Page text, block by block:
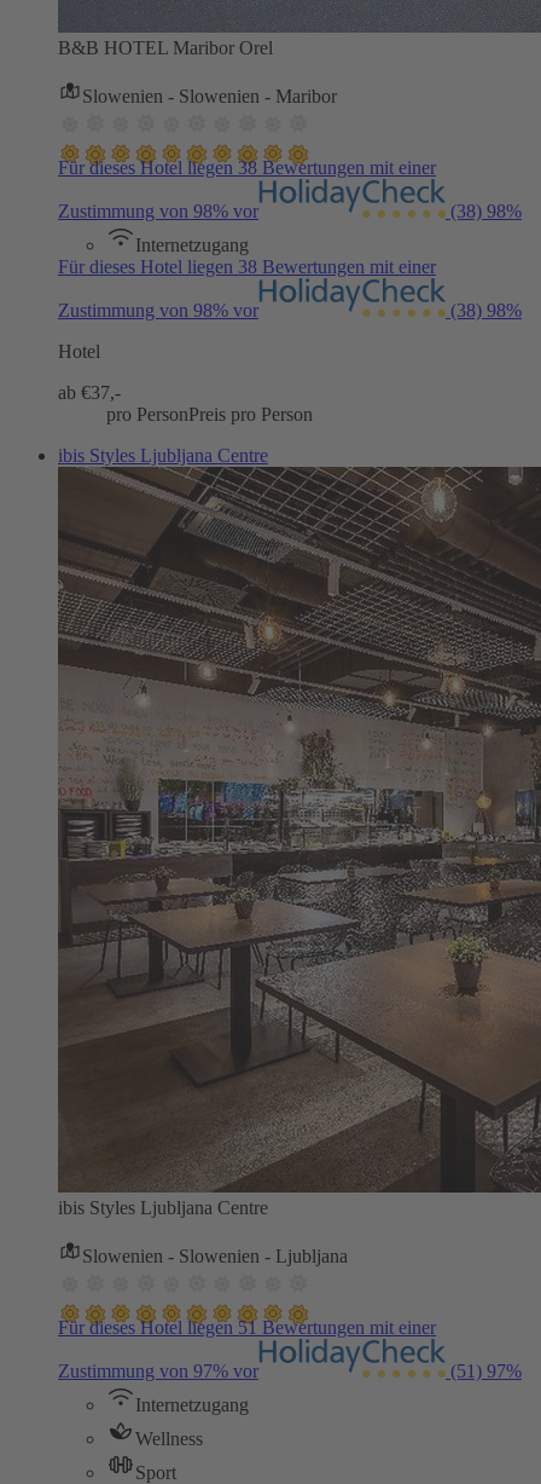
B&B HOTEL Maribor Orel
Slowenien - Slowenien - Maribor
Für dieses Hotel liegen 38 Bewertungen mit einer
Zustimmung von 98% vor (38) 98%
Internetzugang
Für dieses Hotel liegen 38 Bewertungen mit einer
Zustimmung von 98% vor (38) 98%
Hotel
ab €37,-
pro PersonPreis pro Person
ibis Styles Ljubljana Centre
ibis Styles Ljubljana Centre
Slowenien - Slowenien - Ljubljana
Für dieses Hotel liegen 51 Bewertungen mit einer
Zustimmung von 97% vor (51) 97%
Internetzugang
Wellness
Sport